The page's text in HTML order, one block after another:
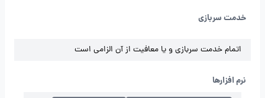
خدمت سربازی
اتمام خدمت سربازی و یا معافیت از آن الزامی است
نرم افزارها